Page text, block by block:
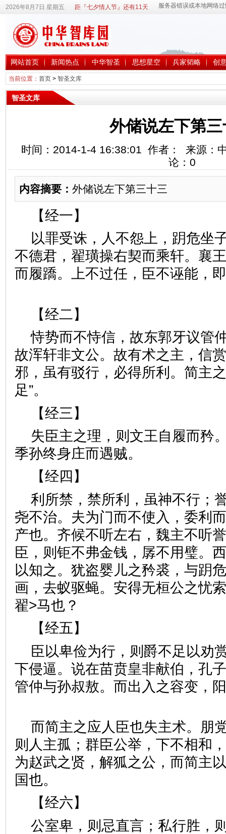
2026年8月7日 星期五 距『七夕情人节』还有11天
网站首页 新闻热点 中华智圣 思想星空 兵家韬略 创
当前位置： 首页> 智圣文库
智圣文库
外储说左下第
时间：2014-1-4 16:38:01 作者： 来源：
论： 0
内容摘要： 外储说左下第三十三
【经一】
以罪受诛，人不怨上，跀危坐
不德君，翟璜操右契而乘轩。襄
而履蹻。上不过任，臣不诬能，
【经二】
恃势而不恃信，故东郭牙议管
故浑轩非文公。故有术之主，信
邪，虽有驳行，必得所利。简主
足”。
【经三】
失臣主之理，则文王自履而矜
季孙终身庄而遇贼。
【经四】
利所禁，禁所利，虽神不行；
尧不治。夫为门而不使入，委利
产也。齐候不听左右，魏主不听
臣，则钜不弗金钱，孱不用璧。
以知之。犹盗婴儿之矜裘，与跀
画，去蚁驱蝇。安得无桓公之忧
翟>马也？
【经五】
臣以卑俭为行，则爵不足以劝
下侵逼。说在苗贲皇非献伯，孔
管仲与孙叔敖。而出入之容变，
而简主之应人臣也失主术。朋
则人主孤；群臣公举，下不相和
为赵武之贤，解狐之公，而简主
国也。
【经六】
公室卑，则忌直言；私行胜，